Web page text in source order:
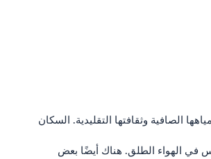
الصافية وثقافتها التقليدية. السكان
في الهواء الطلق. هناك أيضًا بعض